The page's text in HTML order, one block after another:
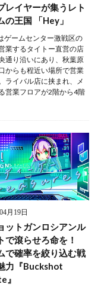
レイヤーが集うレト
の王国 「Hey」
ゲームセンター激戦区の
業するタイトー直営の店
通り沿いにあり、秋葉原
からも程近い場所で営業
ライバル店に挟まれ、メ
営業フロアが2階から4階
月19日
ットガンロシアンル
で滾らせろ命を！
で確率を絞り込む戦
力『Buckshot
』